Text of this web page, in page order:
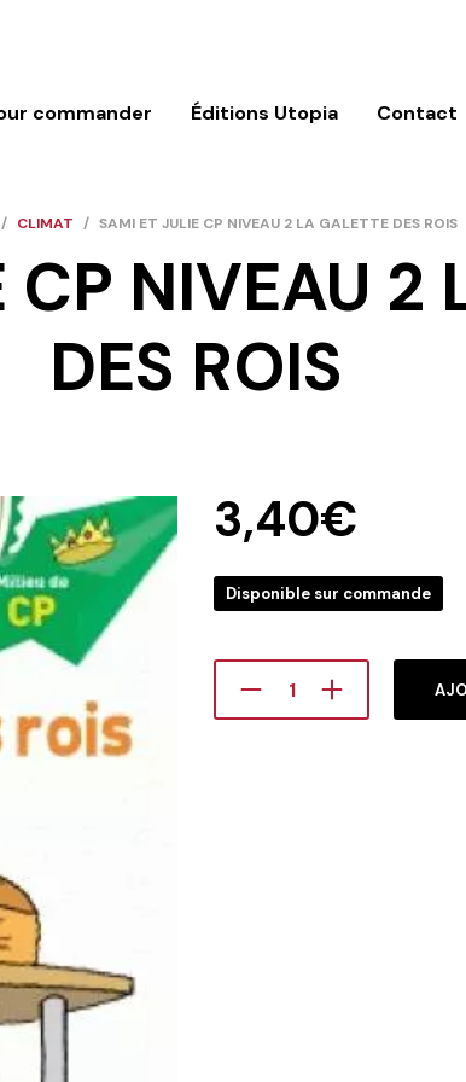
commander Éditions Utopia Contact
/ CLIMAT / SAMI ET JULIE CP NIVEAU 2 LA GALETTE DES ROIS
NIVEAU 2
DES ROIS
3,40€
Disponible sur commande